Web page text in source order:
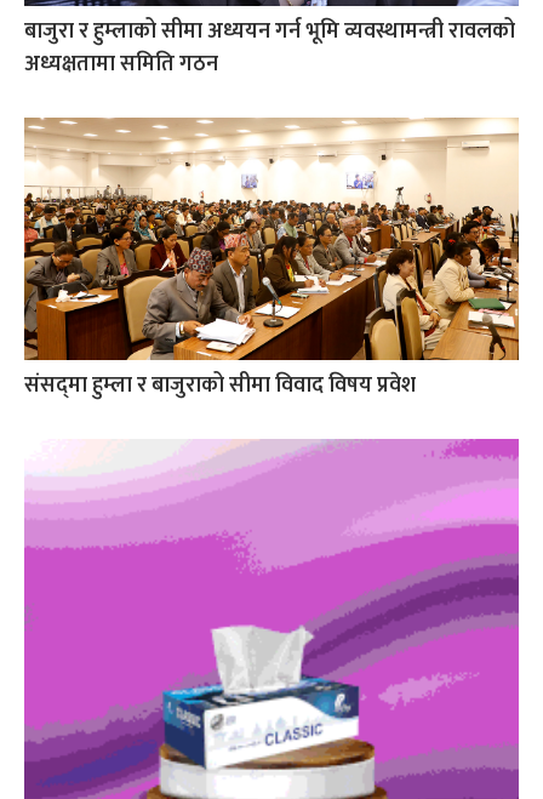
बाजुरा र हुम्लाको सीमा अध्ययन गर्न भूमि व्यवस्थामन्त्री रावलको
अध्यक्षतामा समिति गठन
संसद्‌मा हुम्ला र बाजुराको सीमा विवाद विषय प्रवेश